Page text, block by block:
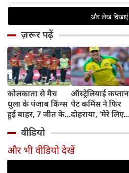
ज़रूर पढ़ें
कोलकाता से मैच
धुला के पंजाब किंग्स
हुई बाहर, 7 जीत के
ऑस्ट्रेलियाई कप्तान
पैट कमिंस ने फिर
दोहराया, 'मेरे लिए
वीडियो
और भी वीडियो देखें